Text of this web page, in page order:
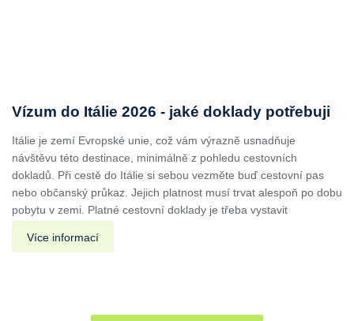
Vízum do Itálie 2026 - jaké doklady potřebuji
Itálie je zemí Evropské unie, což vám výrazně usnadňuje
návštěvu této destinace, minimálně z pohledu cestovních
dokladů. Při cestě do Itálie si sebou vezměte buď cestovní pas
nebo občanský průkaz. Jejich platnost musí trvat alespoň po dobu
pobytu v zemi. Platné cestovní doklady je třeba vystavit
Více informací